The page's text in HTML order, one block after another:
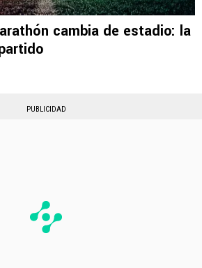
cambia de estadio: la
PUBLICIDAD